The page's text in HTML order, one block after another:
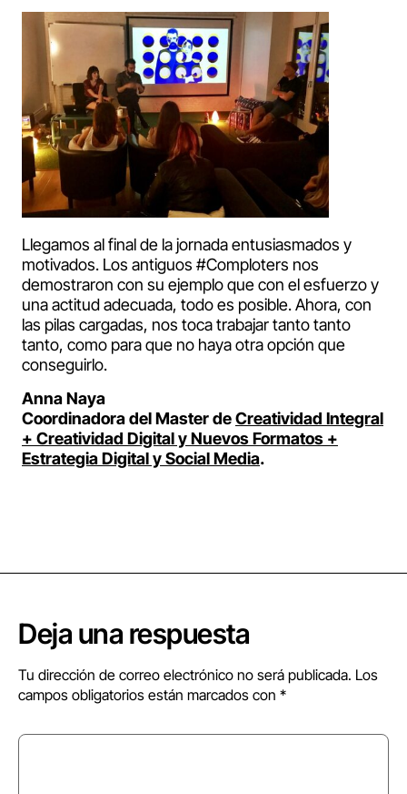
Llegamos al final de la jornada entusiasmados y
motivados. Los antiguos #Comploters nos
demostraron con su ejemplo que con el esfuerzo y
una actitud adecuada, todo es posible. Ahora, con
las pilas cargadas, nos toca trabajar tanto tanto
tanto, como para que no haya otra opción que
conseguirlo.
Anna Naya
Coordinadora del Master deCreatividad Integral
+ Creatividad Digital y Nuevos Formatos +
Estrategia Digital y Social Media.
Deja una respuesta
Tu dirección de correo electrónico no será publicada. Los
campos obligatorios están marcados con *